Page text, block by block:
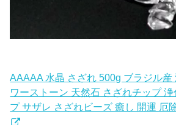
AAAAA 水晶 さざれ 500g ブラジル産
ワーストーン 天然石 さざれチップ
プ サザレ さざれビーズ 癒し 開運 厄